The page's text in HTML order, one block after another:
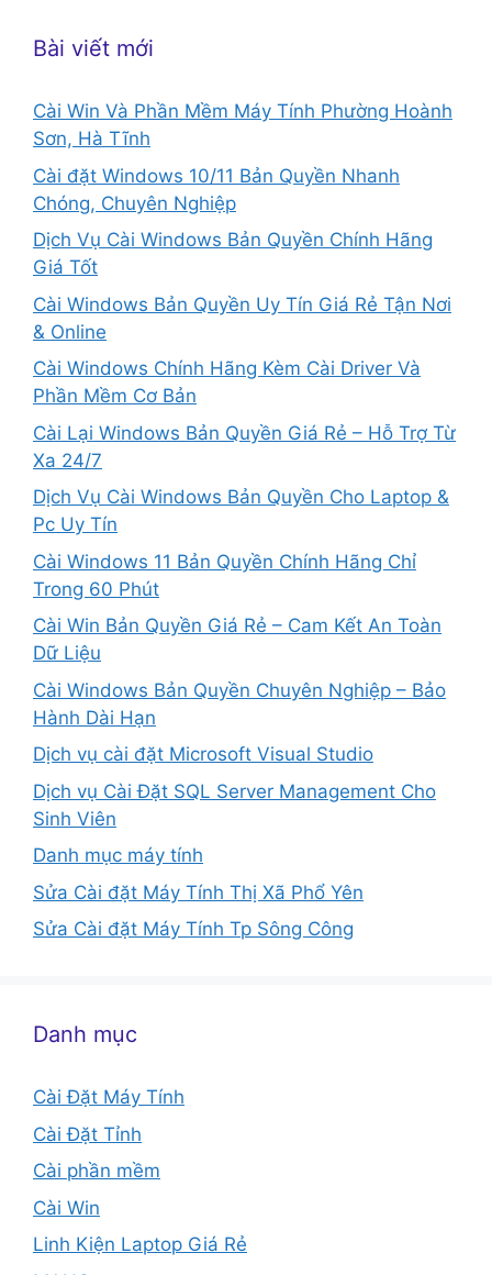
Bài viết mới
Cài Win Và Phần Mềm Máy Tính Phường Hoành
Sơn, Hà Tĩnh
Cài đặt Windows 10/11 Bản Quyền Nhanh
Chóng, Chuyên Nghiệp
Dịch Vụ Cài Windows Bản Quyền Chính Hãng
Giá Tốt
Cài Windows Bản Quyền Uy Tín Giá Rẻ Tận Nơi
& Online
Cài Windows Chính Hãng Kèm Cài Driver Và
Phần Mềm Cơ Bản
Cài Lại Windows Bản Quyền Giá Rẻ – Hỗ Trợ Từ
Xa 24/7
Dịch Vụ Cài Windows Bản Quyền Cho Laptop &
Pc Uy Tín
Cài Windows 11 Bản Quyền Chính Hãng Chỉ
Trong 60 Phút
Cài Win Bản Quyền Giá Rẻ – Cam Kết An Toàn
Dữ Liệu
Cài Windows Bản Quyền Chuyên Nghiệp – Bảo
Hành Dài Hạn
Dịch vụ cài đặt Microsoft Visual Studio
Dịch vụ Cài Đặt SQL Server Management Cho
Sinh Viên
Danh mục máy tính
Sửa Cài đặt Máy Tính Thị Xã Phổ Yên
Sửa Cài đặt Máy Tính Tp Sông Công
Danh mục
Cài Đặt Máy Tính
Cài Đặt Tỉnh
Cài phần mềm
Cài Win
Linh Kiện Laptop Giá Rẻ